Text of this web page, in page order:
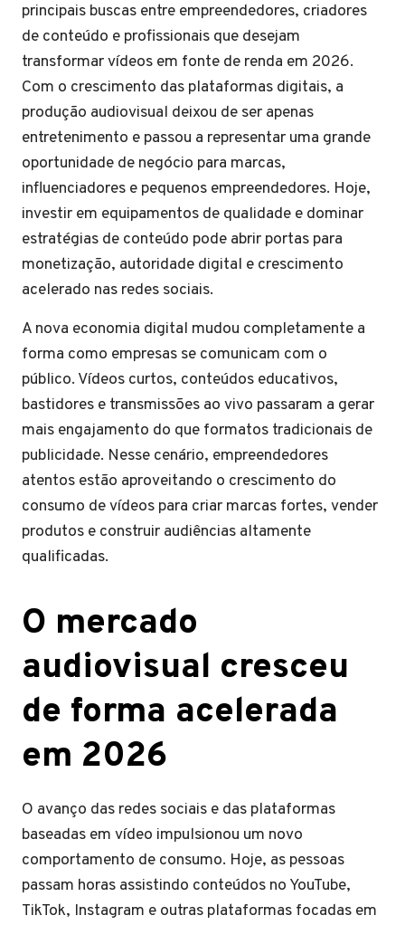
principais buscas entre empreendedores, criadores
de conteúdo e profissionais que desejam
transformar vídeos em fonte de renda em 2026.
Com o crescimento das plataformas digitais, a
produção audiovisual deixou de ser apenas
entretenimento e passou a representar uma grande
oportunidade de negócio para marcas,
influenciadores e pequenos empreendedores. Hoje,
investir em equipamentos de qualidade e dominar
estratégias de conteúdo pode abrir portas para
monetização, autoridade digital e crescimento
acelerado nas redes sociais.
A nova economia digital mudou completamente a
forma como empresas se comunicam com o
público. Vídeos curtos, conteúdos educativos,
bastidores e transmissões ao vivo passaram a gerar
mais engajamento do que formatos tradicionais de
publicidade. Nesse cenário, empreendedores
atentos estão aproveitando o crescimento do
consumo de vídeos para criar marcas fortes, vender
produtos e construir audiências altamente
qualificadas.
O mercado
audiovisual cresceu
de forma acelerada
em 2026
O avanço das redes sociais e das plataformas
baseadas em vídeo impulsionou um novo
comportamento de consumo. Hoje, as pessoas
passam horas assistindo conteúdos no YouTube,
TikTok, Instagram e outras plataformas focadas em